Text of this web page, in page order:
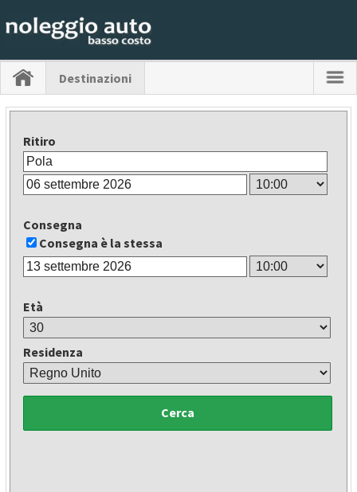
Destinazioni
Ritiro
Consegna
Consegna è la stessa
Età
Residenza
Cerca